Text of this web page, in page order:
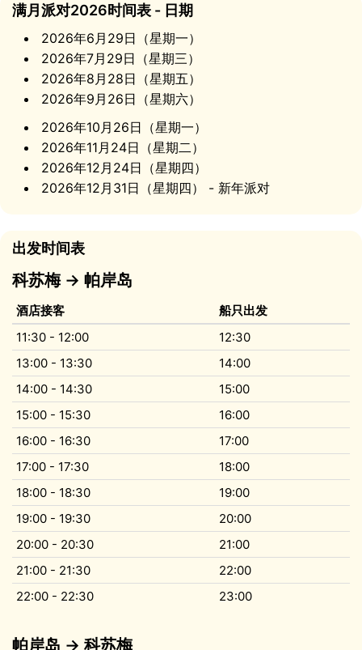
舒适的衣物与鞋履
护照复印件或照片
现金泰铢（入场票฿200，在帕岸岛支付）
防晒霜（若白天前往）
充满电的手机
好心情
满月派对2026时间表 - 日期
2026年6月29日（星期一）
2026年7月29日（星期三）
2026年8月28日（星期五）
2026年9月26日（星期六）
2026年10月26日（星期一）
2026年11月24日（星期二）
2026年12月24日（星期四）
2026年12月31日（星期四） - 新年派对
出发时间表
科苏梅 → 帕岸岛
酒店接客
船只出发
11:30 - 12:00
12:30
13:00 - 13:30
14:00
14:00 - 14:30
15:00
15:00 - 15:30
16:00
16:00 - 16:30
17:00
17:00 - 17:30
18:00
18:00 - 18:30
19:00
19:00 - 19:30
20:00
20:00 - 20:30
21:00
21:00 - 21:30
22:00
22:00 - 22:30
23:00
帕岸岛 → 科苏梅